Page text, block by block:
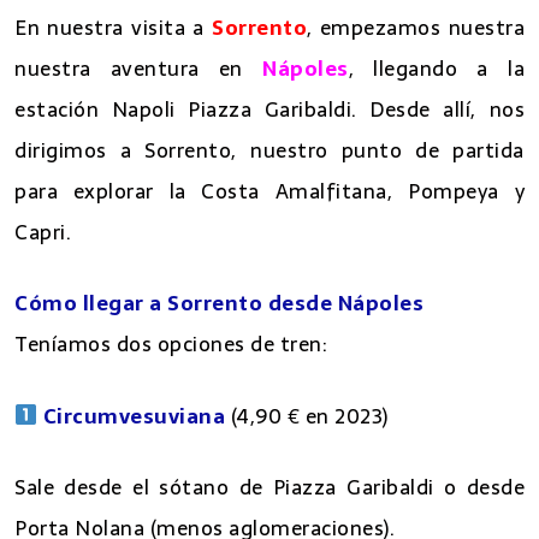
En nuestra visita a Sorrento, empezamos nuestra
nuestra aventura en Nápoles, llegando a la
estación Napoli Piazza Garibaldi. Desde allí, nos
dirigimos a Sorrento, nuestro punto de partida
para explorar la Costa Amalfitana, Pompeya y
Capri.
Cómo llegar a Sorrento desde Nápoles
Teníamos dos opciones de tren:
Circumvesuviana (4,90 € en 2023)
Sale desde el sótano de Piazza Garibaldi o desde
Porta Nolana (menos aglomeraciones).